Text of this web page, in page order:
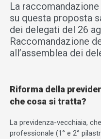
La
su questa proposta
dei delegati del 26
Raccomandazione
all’assemblea dei
Riforma della
che cosa si tratta?
La previdenza-vecchiaia,
professionale (1° e 2°